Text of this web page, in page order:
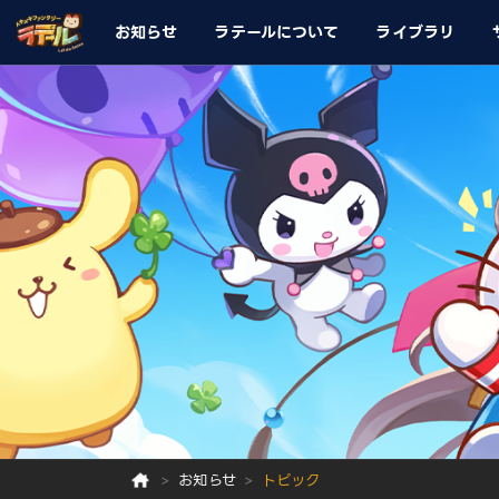
お知らせ ラテールについて ライブラリ
お知らせ トピック